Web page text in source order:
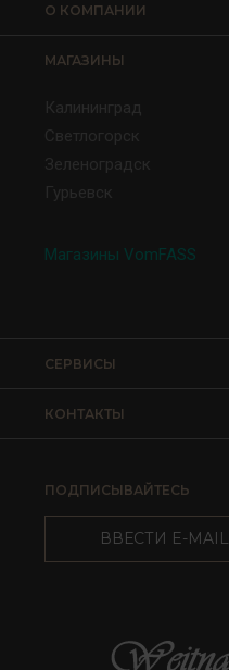
О КОМПАНИИ
МАГАЗИНЫ
Калининград
Светлогорск
Зеленоградск
Гурьевск
Магазины VomFASS
КОНТАКТЫ
СЕРВИСЫ
ПОДПИСЫВАЙТЕСЬ
ВВЕСТИ E-MAIL